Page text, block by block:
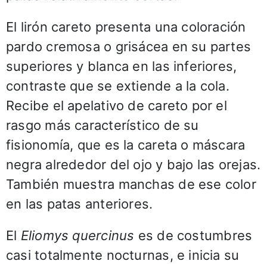
El lirón careto presenta una coloración
pardo cremosa o grisácea en su partes
superiores y blanca en las inferiores,
contraste que se extiende a la cola.
Recibe el apelativo de careto por el
rasgo más característico de su
fisionomía, que es la careta o máscara
negra alrededor del ojo y bajo las orejas.
También muestra manchas de ese color
en las patas anteriores.
El Eliomys quercinus es de costumbres
casi totalmente nocturnas, e inicia su